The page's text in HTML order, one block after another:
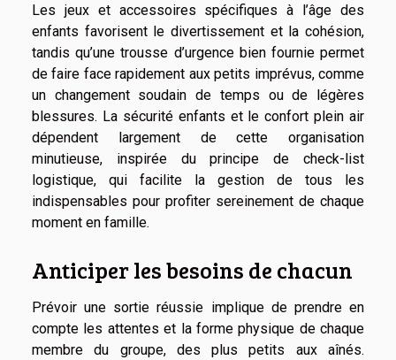
Les jeux et accessoires spécifiques à l’âge des
enfants favorisent le divertissement et la cohésion,
tandis qu’une trousse d’urgence bien fournie permet
de faire face rapidement aux petits imprévus, comme
un changement soudain de temps ou de légères
blessures. La sécurité enfants et le confort plein air
dépendent largement de cette organisation
minutieuse, inspirée du principe de check-list
logistique, qui facilite la gestion de tous les
indispensables pour profiter sereinement de chaque
moment en famille.
Anticiper les besoins de chacun
Prévoir une sortie réussie implique de prendre en
compte les attentes et la forme physique de chaque
membre du groupe, des plus petits aux aînés.